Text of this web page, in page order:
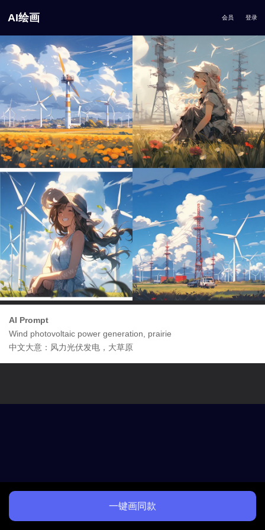
AI绘画 会员 登录
AI Prompt
Wind photovoltaic power generation, prairie
中文大意：风力光伏发电，大草原
一键画同款